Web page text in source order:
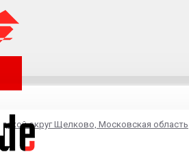
округ Щелково, Московская область